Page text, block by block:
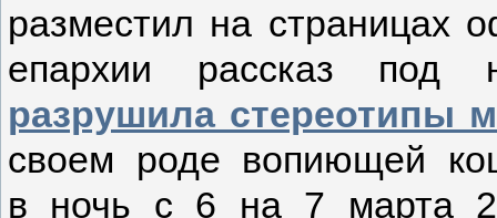
разместил на страницах
епархии рассказ под
разрушила стереотипы
своем роде вопиющей
в ночь с 6 на 7 марта